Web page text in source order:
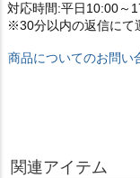
対応時間:平日10:00～
※30分以内の返信にて
商品についてのお問い
関連アイテム